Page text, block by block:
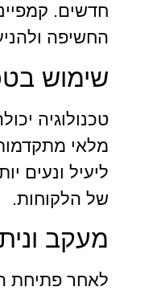
חדשים.
החשיפה
שימוש
טכנולוגיה
מלאי
ליעיל ונעים
של הלקוחות.
מעקב
לאחר פתיחת